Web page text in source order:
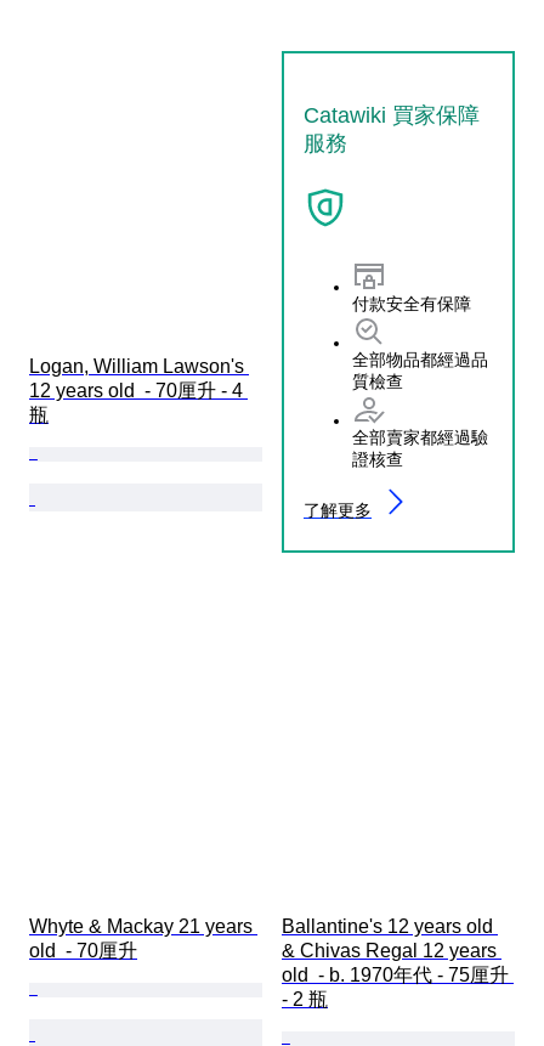
Catawiki 買家保障
服務
付款安全有保障
全部物品都經過品
質檢查
全部賣家都經過驗
證核查
了解更多
Logan, William Lawson's
12 years old  - 70厘升 - 4
瓶
Whyte & Mackay 21 years
old  - 70厘升
Ballantine's 12 years old
& Chivas Regal 12 years
old  - b. 1970年代 - 75厘升
- 2 瓶